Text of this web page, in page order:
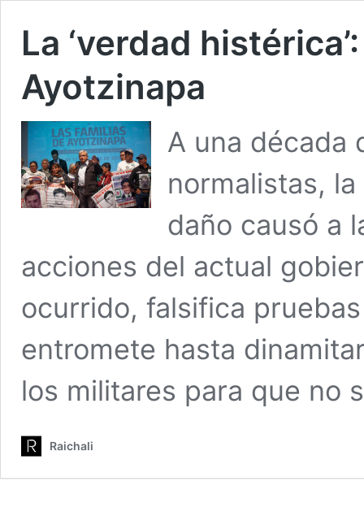
La ‘verdad
Ayotzinapa
A una década
normalistas,
daño causó a
acciones del actual
ocurrido, falsifica
entromete hasta
los militares para que no
Raichali